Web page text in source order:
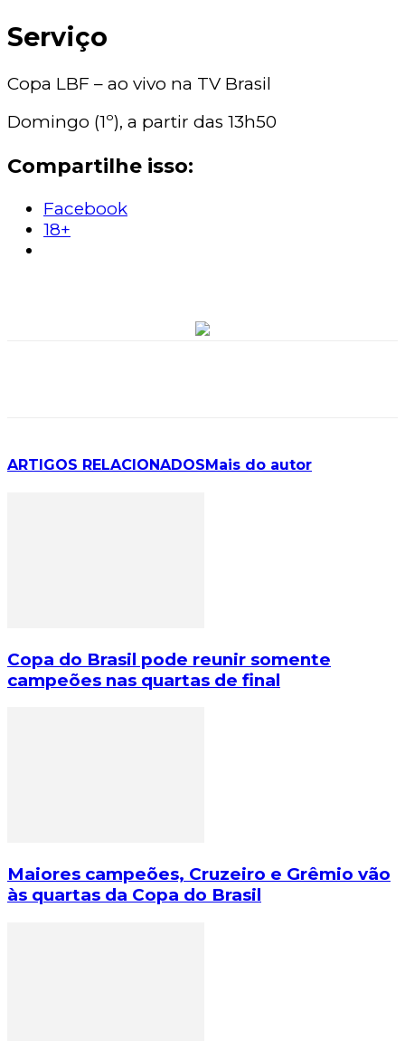
Serviço
Copa LBF – ao vivo na TV Brasil
Domingo (1º), a partir das 13h50
Compartilhe isso:
Facebook
18+
ARTIGOS RELACIONADOSMais do autor
Copa do Brasil pode reunir somente
campeões nas quartas de final
Maiores campeões, Cruzeiro e Grêmio vão
às quartas da Copa do Brasil